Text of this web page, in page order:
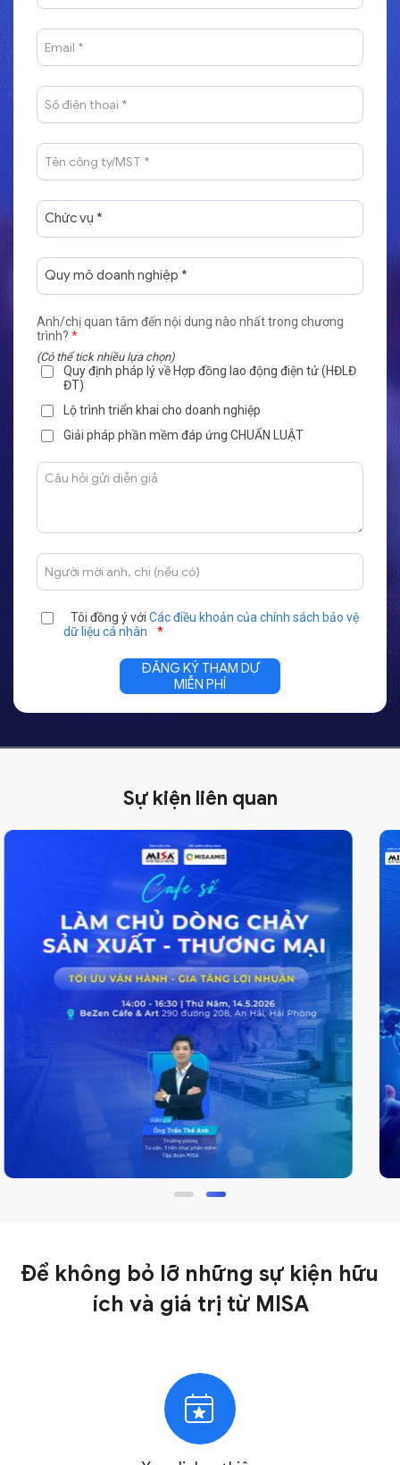
Anh/chị quan tâm đến nội dung nào nhất trong chương
trình? *
(Có thể tick nhiều lựa chọn)
Quy định pháp lý về Hợp đồng lao động điện tử (HĐLĐ
ĐT)
Lộ trình triển khai cho doanh nghiệp
Giải pháp phần mềm đáp ứng CHUẨN LUẬT
Tôi đồng ý với Các điều khoản của chính sách bảo vệ
dữ liệu cá nhân
*
Sự kiện liên quan
Để không bỏ lỡ những sự kiện hữu
ích và giá trị từ MISA